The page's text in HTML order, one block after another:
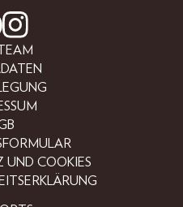
UND COOKIES